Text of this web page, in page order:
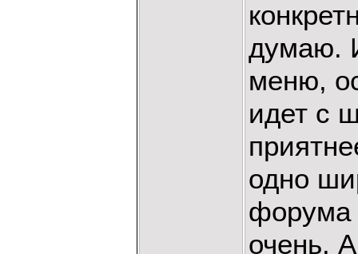
думаю.
меню,
идет с
одно
форума
очень.